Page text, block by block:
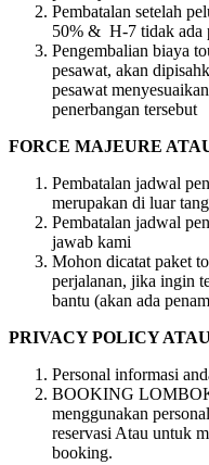
Pembatalan setelah
50% & H-7 tidak ada
Pengembalian biaya
pesawat, akan
pesawat
penerbangan tersebut
FORCE MAJEURE
Pembatalan jadwal
merupakan di luar
Pembatalan jadwal
jawab kami
Mohon dicatat paket
perjalanan, jika ingin
bantu (akan ada
PRIVACY POLICY
Personal informasi
BOOKING
menggunakan
reservasi Atau untuk
booking.